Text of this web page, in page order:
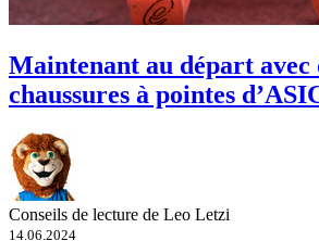
Maintenant au départ avec
chaussures à pointes
Conseils de lecture de Leo Letzi
14.06.2024